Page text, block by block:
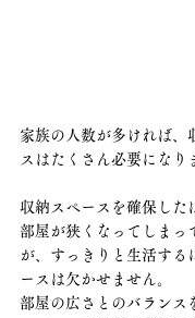
家族の人数が多ければ、
スはたくさん必要になり
収納スペースを確保した
部屋が狭くなってしまっ
が、すっきりと生活する
ースは欠かせません。
部屋の広さとのバランス